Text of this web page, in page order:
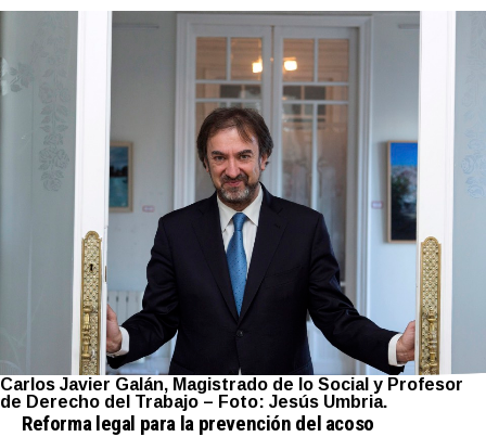
Carlos Javier Galán, Magistrado de lo Social y Profesor
de Derecho del Trabajo – Foto: Jesús Umbria.
Reforma legal para la prevención del acoso